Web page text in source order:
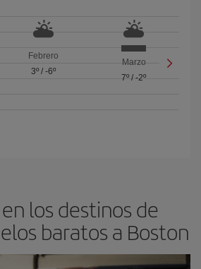
Febrero
3º/ -6º
Marzo
7º /-2º
los destinos de
baratos a Boston